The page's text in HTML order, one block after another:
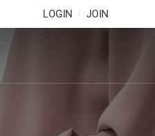
LOGIN JOIN